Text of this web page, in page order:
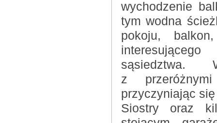
wychodzenie
tym wodna
pokoju,
sąsiedztwa.
z
przyczyniając
Siostry oraz